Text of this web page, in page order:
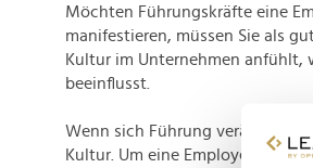
Möchten Führungskräfte eine
manifestieren, müssen Sie als
Kultur im Unternehmen anfühlt,
beeinflusst.
Wenn sich Führung verändert,
Kultur. Um eine Employer